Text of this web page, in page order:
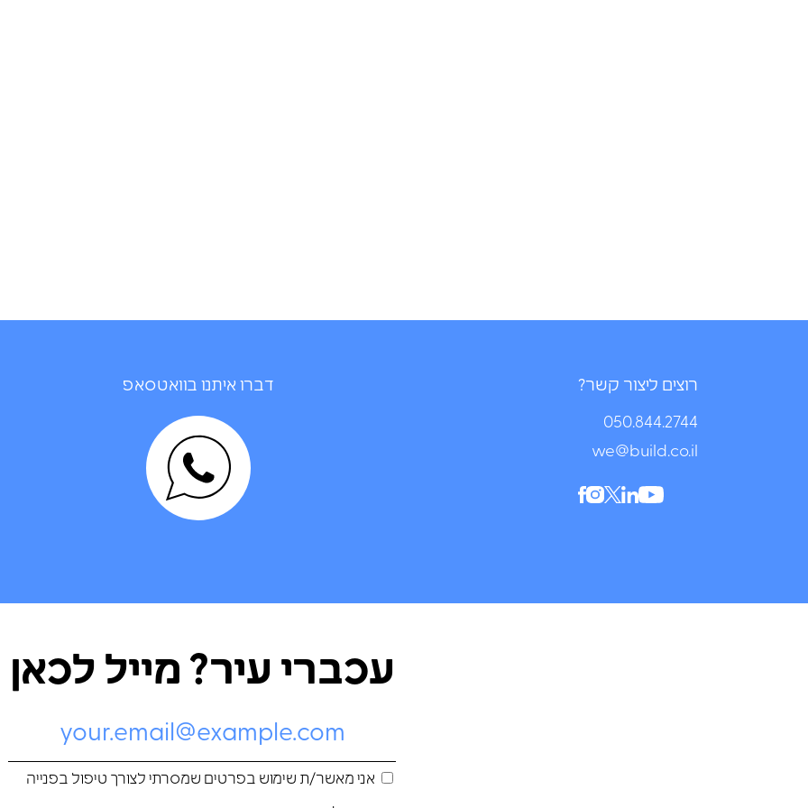
דברו איתנו בוואטסאפ רוצים ליצור קשר?
050.844.2744⁩
we@build.co.il
עכברי עיר? מייל לכאן
אני מאשר/ת שימוש בפרטים שמסרתי לצורך טיפול בפנייה